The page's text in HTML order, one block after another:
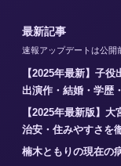
最新記事
速報アップデートは公開
【2025年最新】子
出演作・結婚・学歴
【2025年最新版】
治安・住みやすさを
楠木ともりの現在の